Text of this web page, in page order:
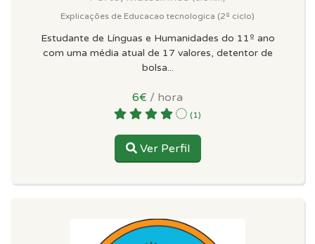
Explicações de Educacao tecnologica (2º ciclo)
Estudante de Línguas e Humanidades do 11º ano
com uma média atual de 17 valores, detentor de
bolsa...
6€ / hora
(1)
Ver Perfil